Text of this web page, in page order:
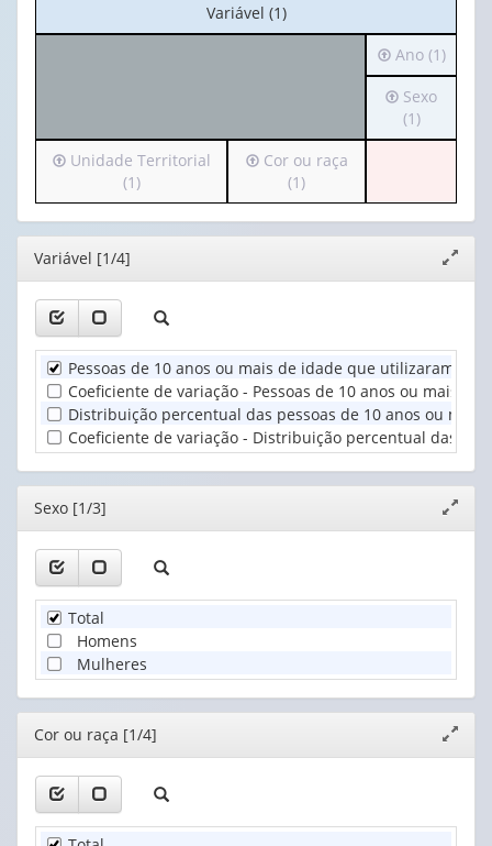
No
cabeçalho:
Variável (1)
Irá
para
cabeçalho
(possui
valor):
Ano (1)
Irá
para
o
apenas
1
Sexo
(1)
Irá
o
cabeçalho
(possui
apenas
valor):
Unidade
Territorial
(1)
Unidade Territorial
(1)
Irá
o
cabeçalho
Cor
ou
raça
(1)
Cor ou raça
(1)
Editor
janela
Variável [1/4]
Pessoas de 10 anos ou mais de idade que utilizaram
Coeficiente de variação - Pessoas de 10 anos ou mais
Distribuição percentual das pessoas de 10 anos ou
Coeficiente de variação - Distribuição percentual das
Editor
janela
Sexo [1/3]
Total
Homens
Mulheres
Editor
janela
Cor ou raça [1/4]